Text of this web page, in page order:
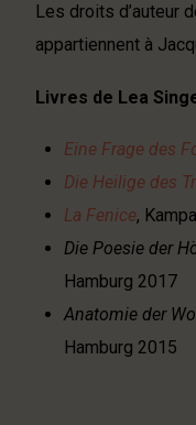
Les droits d’auteur
appartiennent à
Livres de Lea
Eine Frage des
Die Heilige des
La Fenice,
Die Poesie der
Hamburg 2017
Anatomie der
Hamburg 2015